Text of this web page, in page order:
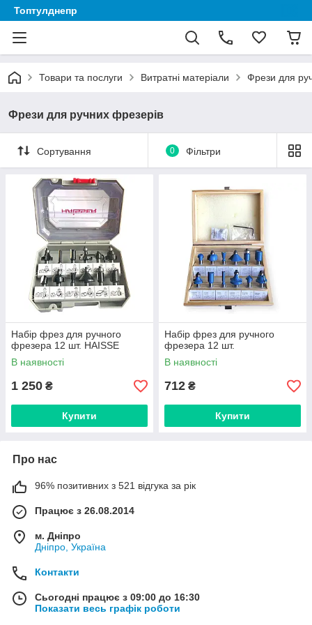
Топтулднепр
Товари та послуги Витратні матеріали Фрези для
Фрези для ручних фрезерів
Сортування 0 Фільтри
Набір фрез для ручного
фрезера 12 шт. HAISSE
В наявності
1 250 ₴
Купити
Набір фрез для ручного
фрезера 12 шт.
В наявності
712 ₴
Купити
Про нас
96% позитивних з 521 відгука за рік
Працює з 26.08.2014
м. Дніпро
Дніпро, Україна
Контакти
Сьогодні працює з 09:00 до 16:30
Показати весь графік роботи